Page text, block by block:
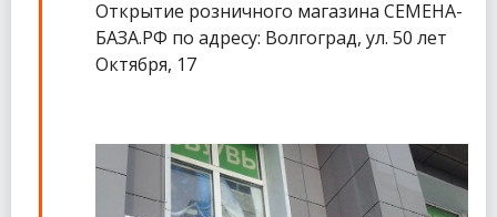
Открытие розничного магазина СЕМЕНА-
БАЗА.РФ по адресу: Волгоград, ул. 50 лет
Октября, 17